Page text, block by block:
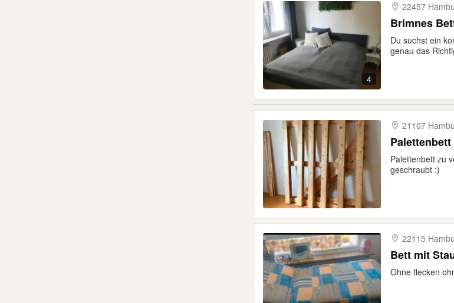
4
22457
Brimnes
Du suchst ein
genau das
21107
Palettenbett zu
geschraubt :)
22115
Bett mit
Ohne flecken